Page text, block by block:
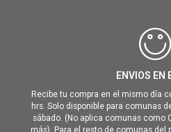
ENVIOS EN
Recibe tu compra en el mismo día
hrs. Solo disponible para comunas
sábado. (No aplica comunas como
más). Para el resto de comunas del